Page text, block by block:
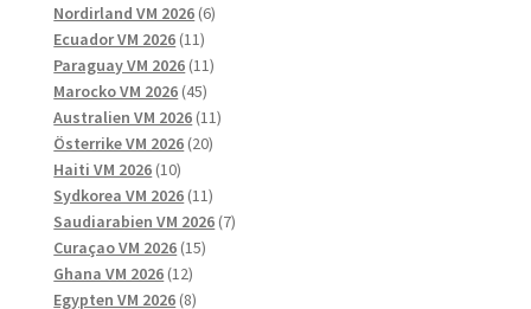
Nordirland VM 2026 66
Ecuador VM 2026 1111
produkter
Paraguay VM 2026 1111
Marocko VM 2026 4545
produkter
Australien VM 2026 1111
Österrike VM 2026 2020
Haiti VM 2026 1010
produkter
Sydkorea VM 2026 1111
produkter
Saudiarabien VM 2026 77
Curaçao VM 2026 1515
Ghana VM 2026 1212
produkter
Egypten VM 2026 88